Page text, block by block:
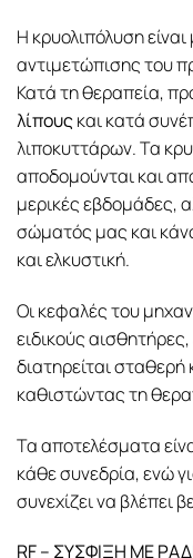
Η κρυολιπόλυση
αντιμετώπισης του
Κατά τη θεραπεία,
λίπουςκαι κατά
λιποκυττάρων. Τα
αποδομούνται και
μερικές εβδομάδες,
σώματός μας και
και ελκυστική.
Οι κεφαλές του
ειδικούς
διατηρείται
καθιστώντας τη
Τα αποτελέσματα
κάθε συνεδρία, ενώ
συνεχίζει να βλέπει
RF– ΣΥΣΦΙΞΗ ΜΕ